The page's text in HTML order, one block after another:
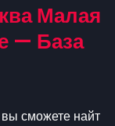
Малая
— База
сможете найт